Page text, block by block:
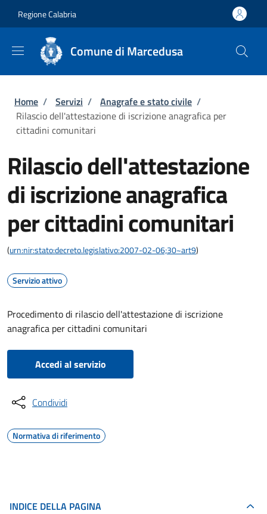
Regione Calabria
Comune di Marcedusa
Briciole di pane
Home / Servizi / Anagrafe e stato civile /
Rilascio dell'attestazione di iscrizione anagrafica per
cittadini comunitari
Rilascio dell'attestazione
di iscrizione anagrafica
per cittadini comunitari
(urn:nir:stato:decreto.legislativo:2007-02-06;30~art9)
Servizio attivo
Procedimento di rilascio dell'attestazione di iscrizione
anagrafica per cittadini comunitari
Accedi al servizio
Condividi
Normativa di riferimento
INDICE DELLA PAGINA